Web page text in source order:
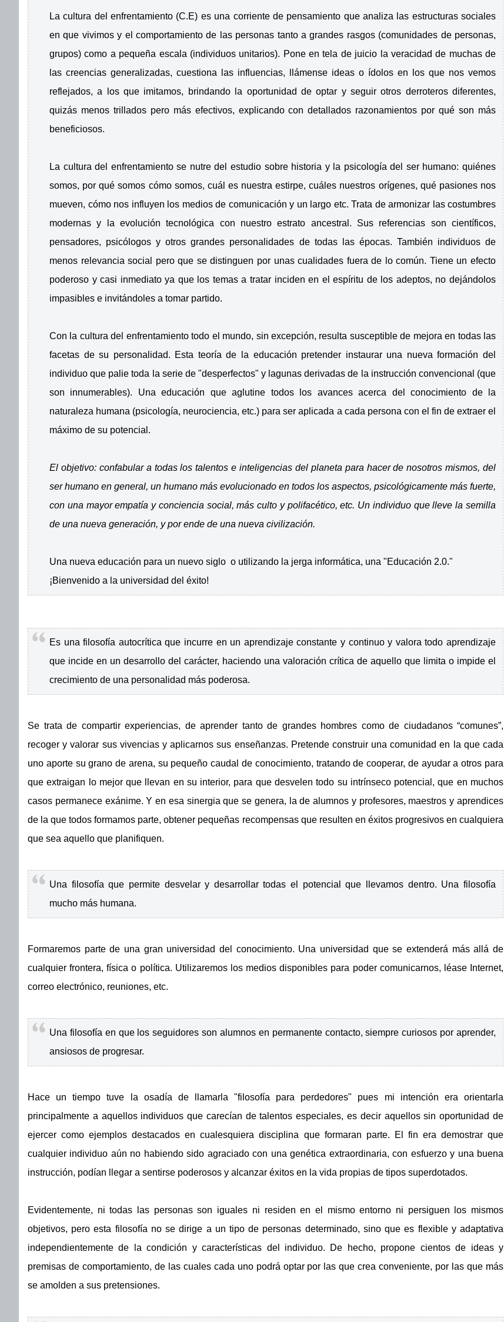
La cultura del enfrentamiento (C.E) es una corriente de pensamiento que analiza las estructuras sociales
en que vivimos y el comportamiento de las personas tanto a grandes rasgos (comunidades de personas,
grupos) como a pequeña escala (individuos unitarios). Pone en tela de juicio la veracidad de muchas de
las creencias generalizadas, cuestiona las influencias, llámense ideas o ídolos en los que nos vemos
reflejados, a los que imitamos, brindando la oportunidad de optar y seguir otros derroteros diferentes,
quizás menos trillados pero más efectivos, explicando con detallados razonamientos por qué son más
beneficiosos.
La cultura del enfrentamiento se nutre del estudio sobre historia y la psicología del ser humano: quiénes
somos, por qué somos cómo somos, cuál es nuestra estirpe, cuáles nuestros orígenes, qué pasiones nos
mueven, cómo nos influyen los medios de comunicación y un largo etc. Trata de armonizar las costumbres
modernas y la evolución tecnológica con nuestro estrato ancestral. Sus referencias son científicos,
pensadores, psicólogos y otros grandes personalidades de todas las épocas. También individuos de
menos relevancia social pero que se distinguen por unas cualidades fuera de lo común. Tiene un efecto
poderoso y casi inmediato ya que los temas a tratar inciden en el espíritu de los adeptos, no dejándolos
impasibles e invitándoles a tomar partido.
Con la cultura del enfrentamiento todo el mundo, sin excepción, resulta susceptible de mejora en todas las
facetas de su personalidad. Esta teoría de la educación pretender instaurar una nueva formación del
individuo que palie toda la serie de "desperfectos" y lagunas derivadas de la instrucción convencional (que
son innumerables). Una educación que aglutine todos los avances acerca del conocimiento de la
naturaleza humana (psicología, neurociencia, etc.) para ser aplicada a cada persona con el fin de extraer el
máximo de su potencial.
El objetivo: confabular a todas los talentos e inteligencias del planeta para hacer de nosotros mismos, del
ser humano en general, un humano más evolucionado en todos los aspectos, psicológicamente más fuerte,
con una mayor empatía y conciencia social, más culto y polifacético, etc. Un individuo que lleve la semilla
de una nueva generación, y por ende de una nueva civilización.
Una nueva educación para un nuevo siglo o utilizando la jerga informática, una "Educación 2.0."
¡Bienvenido a la universidad del éxito!
Es una filosofía autocrítica que incurre en un aprendizaje constante y continuo y valora todo aprendizaje
que incide en un desarrollo del carácter, haciendo una valoración crítica de aquello que limita o impide el
crecimiento de una personalidad más poderosa.
Se trata de compartir experiencias, de aprender tanto de grandes hombres como de ciudadanos “comunes”,
recoger y valorar sus vivencias y aplicarnos sus enseñanzas. Pretende construir una comunidad en la que cada
uno aporte su grano de arena, su pequeño caudal de conocimiento, tratando de cooperar, de ayudar a otros para
que extraigan lo mejor que llevan en su interior, para que desvelen todo su intrínseco potencial, que en muchos
casos permanece exánime. Y en esa sinergia que se genera, la de alumnos y profesores, maestros y aprendices
de la que todos formamos parte, obtener pequeñas recompensas que resulten en éxitos progresivos en cualquiera
que sea aquello que planifiquen.
Una filosofía que permite desvelar y desarrollar todas el potencial que llevamos dentro. Una filosofía
mucho más humana.
Formaremos parte de una gran universidad del conocimiento. Una universidad que se extenderá más allá de
cualquier frontera, física o política. Utilizaremos los medios disponibles para poder comunicarnos, léase Internet,
correo electrónico, reuniones, etc.
Una filosofía en que los seguidores son alumnos en permanente contacto, siempre curiosos por aprender,
ansiosos de progresar.
Hace un tiempo tuve la osadía de llamarla "filosofía para perdedores" pues mi intención era orientarla
principalmente a aquellos individuos que carecían de talentos especiales, es decir aquellos sin oportunidad de
ejercer como ejemplos destacados en cualesquiera disciplina que formaran parte. El fin era demostrar que
cualquier individuo aún no habiendo sido agraciado con una genética extraordinaria, con esfuerzo y una buena
instrucción, podían llegar a sentirse poderosos y alcanzar éxitos en la vida propias de tipos superdotados.
Evidentemente, ni todas las personas son iguales ni residen en el mismo entorno ni persiguen los mismos
objetivos, pero esta filosofía no se dirige a un tipo de personas determinado, sino que es flexible y adaptativa
independientemente de la condición y características del individuo. De hecho, propone cientos de ideas y
premisas de comportamiento, de las cuales cada uno podrá optar por las que crea conveniente, por las que más
se amolden a sus pretensiones.